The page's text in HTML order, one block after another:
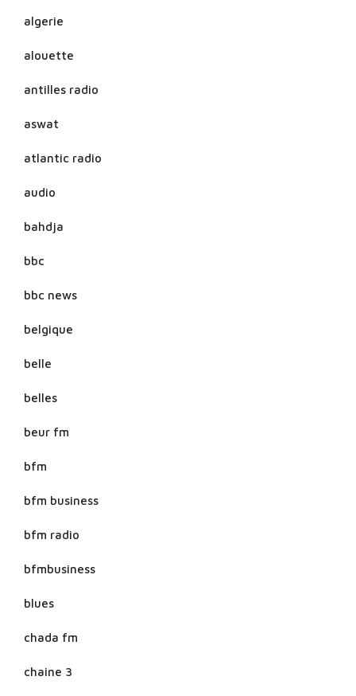
algerie
alouette
antilles radio
aswat
atlantic radio
audio
bahdja
bbc
bbc news
belgique
belle
belles
beur fm
bfm
bfm business
bfm radio
bfmbusiness
blues
chada fm
chaine 3